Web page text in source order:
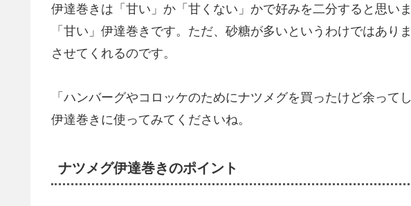
伊達巻きは「甘い」か「甘くない」かで好みを二分すると思い
「甘い」伊達巻きです。ただ、砂糖が多いというわけではあり
させてくれるのです。
「ハンバーグやコロッケのためにナツメグを買ったけど余って
伊達巻きに使ってみてくださいね。
ナツメグ伊達巻きのポイント